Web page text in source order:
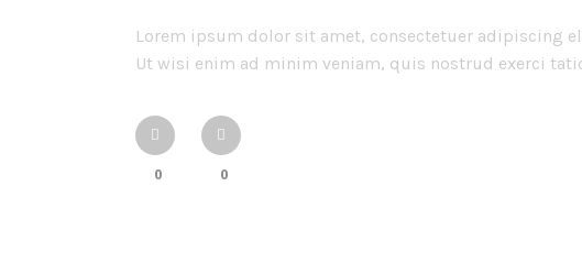
Lorem ipsum dolor sit amet, consectetuer adipiscing
Ut wisi enim ad minim veniam, quis nostrud exerci
0 0